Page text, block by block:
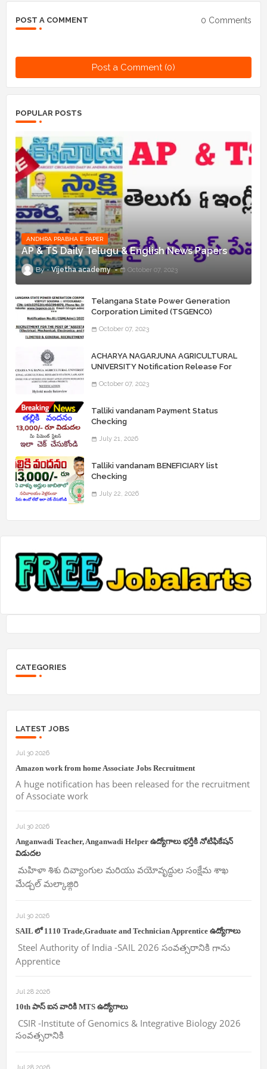
POST A COMMENT 0 Comments
Post a Comment (0)
POPULAR POSTS
ANDHRA PRABHA E PAPER
AP & TS Daily Telugu & English News Papers
Vijetha academy October 07, 2023
Telangana State Power Generation
Corporation Limited (TSGENCO)
“Assistant Engineers" Posts
October 07, 2023
ACHARYA NAGARJUNA AGRICULTURAL
UNIVERSITY Notification Release For
October 07, 2023
Talliki vandanam Payment Status
Checking
July 21, 2026
Talliki vandanam BENEFICIARY list
Checking
July 22, 2026
CATEGORIES
LATEST JOBS
Jul 30 2026
Amazon work from home Associate Jobs Recruitment
A huge notification has been released for the recruitment
of Associate work
Jul 30 2026
Anganwadi Teacher, Anganwadi Helper ఉద్యోగాలు భర్తీకి నోటిఫికేషన్
విడుదల
మహిళా శిశు దివ్యాంగుల మరియు వయోవృద్దుల సంక్షేమ శాఖ
మేడ్చల్ మల్కాజ్గిరి
Jul 30 2026
SAIL లో 1110 Trade,Graduate and Technician Apprentice ఉద్యోగాలు
Steel Authority of India -SAIL 2026 సంవత్సరానికి గాను
Apprentice
Jul 28 2026
10th పాస్ ఐన వారికి MTS ఉద్యోగాలు
CSIR -Institute of Genomics & Integrative Biology 2026
సంవత్సరానికి